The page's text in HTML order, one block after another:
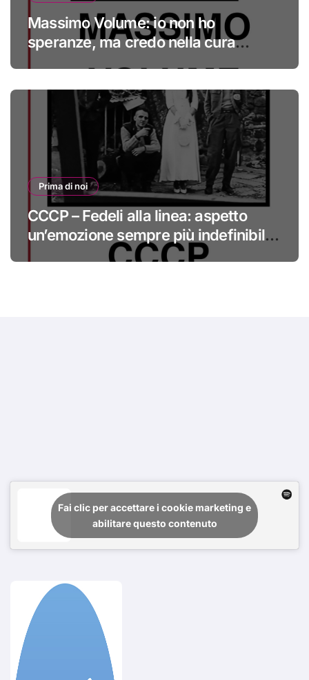
Massimo Volume: io non ho
speranze, ma credo nella cura
Prima di noi
CCCP – Fedeli alla linea: aspetto
un’emozione sempre più indefinibile
#primadinoi
Fai clic per accettare i cookie marketing e
abilitare questo contenuto